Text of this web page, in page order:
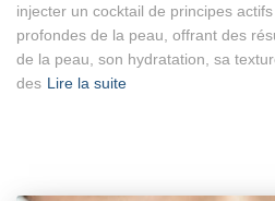
injecter un cocktail de principes
profondes de la peau, offrant des
de la peau, son hydratation, sa
des Lire la suite